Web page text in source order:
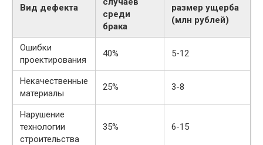
Вид дефекта
среди
брака
размер ущерба
(млн рублей)
Ошибки
проектирования
40% 5-12
Некачественные
материалы
25% 3-8
Нарушение
технологии
строительства
35% 6-15